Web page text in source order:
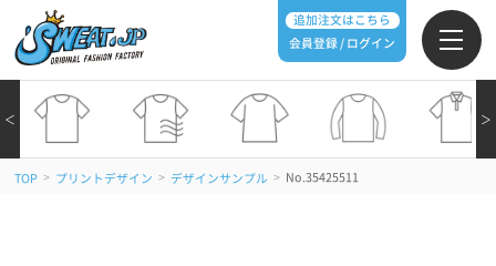
追加注文はこちら
会員登録 / ログイン
＞
＜
TOP > プリントデザイン > デザインサンプル > No.35425511